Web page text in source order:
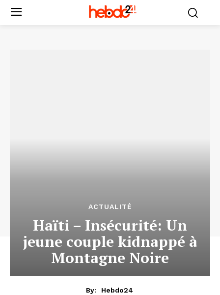
ACTUALITÉ
Haïti – Insécurité: Un
jeune couple kidnappé à
Montagne Noire
By:
Hebdo24